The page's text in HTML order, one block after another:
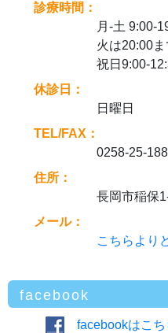
診療時間：
月-土 9:00-
火は20:00ま
祝日9:00-
休診日：
日曜日
TEL/FAX：
0258-25-
住所：
長岡市稲保
メール：
こちらより
facebook
facebookはこち